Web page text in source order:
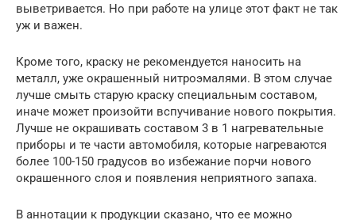
выветривается. Но при работе на улице этот факт не так
уж и важен.
Кроме того, краску не рекомендуется наносить на
металл, уже окрашенный нитроэмалями. В этом случае
лучше смыть старую краску специальным составом,
иначе может произойти вспучивание нового покрытия.
Лучше не окрашивать составом 3 в 1 нагревательные
приборы и те части автомобиля, которые нагреваются
более 100-150 градусов во избежание порчи нового
окрашенного слоя и появления неприятного запаха.
В аннотации к продукции сказано, что ее можно